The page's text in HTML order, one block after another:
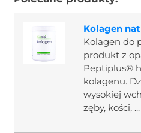
Kolagen
Kolagen do
produkt z
Peptiplus®
kolagenu.
wysokiej
zęby, kości,